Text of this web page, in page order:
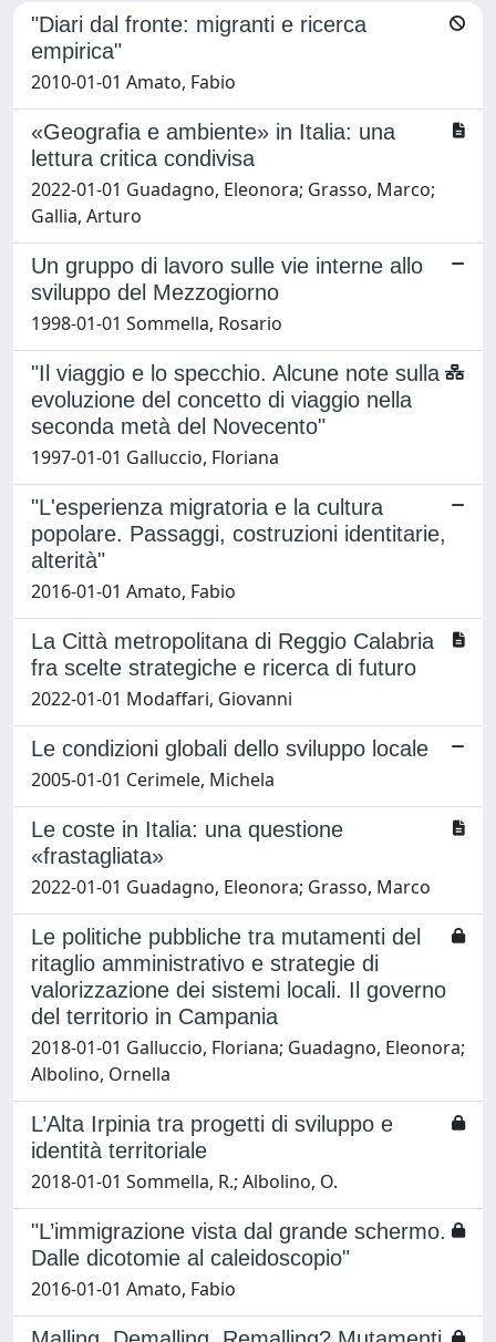
"Diari dal fronte: migranti e ricerca
empirica"
2010-01-01 Amato, Fabio
«Geografia e ambiente» in Italia: una
lettura critica condivisa
2022-01-01 Guadagno, Eleonora; Grasso, Marco;
Gallia, Arturo
Un gruppo di lavoro sulle vie interne allo
sviluppo del Mezzogiorno
1998-01-01 Sommella, Rosario
"Il viaggio e lo specchio. Alcune note sulla
evoluzione del concetto di viaggio nella
seconda metà del Novecento"
1997-01-01 Galluccio, Floriana
"L'esperienza migratoria e la cultura
popolare. Passaggi, costruzioni identitarie,
alterità"
2016-01-01 Amato, Fabio
La Città metropolitana di Reggio Calabria
fra scelte strategiche e ricerca di futuro
2022-01-01 Modaffari, Giovanni
Le condizioni globali dello sviluppo locale
2005-01-01 Cerimele, Michela
Le coste in Italia: una questione
«frastagliata»
2022-01-01 Guadagno, Eleonora; Grasso, Marco
Le politiche pubbliche tra mutamenti del
ritaglio amministrativo e strategie di
valorizzazione dei sistemi locali. Il governo
del territorio in Campania
2018-01-01 Galluccio, Floriana; Guadagno, Eleonora;
Albolino, Ornella
L’Alta Irpinia tra progetti di sviluppo e
identità territoriale
2018-01-01 Sommella, R.; Albolino, O.
"L’immigrazione vista dal grande schermo.
Dalle dicotomie al caleidoscopio"
2016-01-01 Amato, Fabio